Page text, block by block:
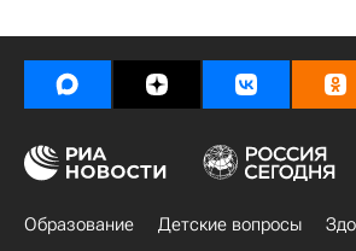
Образование Детские вопросы